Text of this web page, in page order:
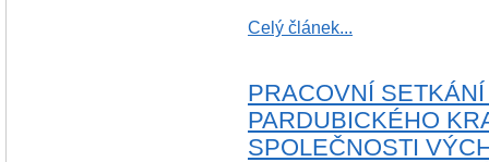
Celý článek...
PRACOVNÍ
PARDUBICKÉHO
SPOLEČNOSTI